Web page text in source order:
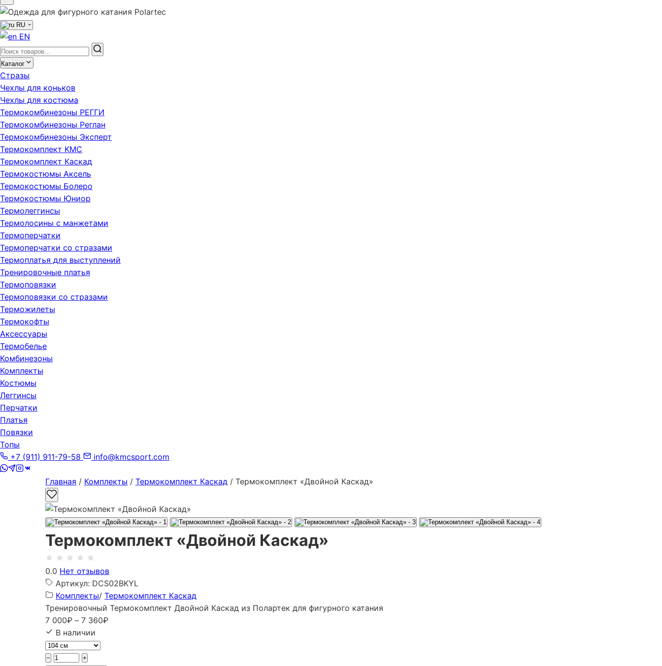
RU
EN
Каталог
Стразы
Чехлы для коньков
Чехлы для костюма
Термокомбинезоны РЕГГИ
Термокомбинезоны Реглан
Термокомбинезоны Эксперт
Термокомплект KMC
Термокомплект Каскад
Термокостюмы Аксель
Термокостюмы Болеро
Термокостюмы Юниор
Термолеггинсы
Термолосины с манжетами
Термоперчатки
Термоперчатки со стразами
Термоплатья для выступлений
Тренировочные платья
Термоповязки
Термоповязки со стразами
Терможилеты
Термокофты
Аксессуары
Термобелье
Комбинезоны
Комплекты
Костюмы
Леггинсы
Перчатки
Платья
Повязки
Топы
+7 (911) 911-79-58
info@kmcsport.com
Главная / Комплекты / Термокомплект Каскад / Термокомплект «Двойной Каскад»
Термокомплект «Двойной Каскад»
0.0 Нет отзывов
Артикул: DCS02BKYL
Комплекты/ Термокомплект Каскад
Тренировочный Термокомплект Двойной Каскад из Полартек для фигурного катания
7 000₽ – 7 360₽Диапазон
В наличии
−
+